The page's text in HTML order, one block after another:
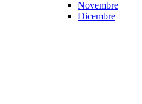
Novembre
Dicembre